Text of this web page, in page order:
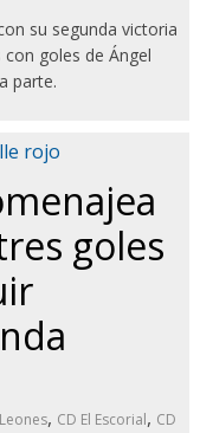
su segunda victoria
goles de Ángel
parte.
goles
, CD El Escorial, CD